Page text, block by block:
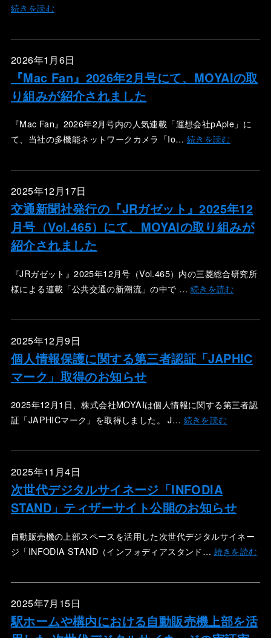
続きを読む
2026年1月6日
『Mac Fan』2026年2月号にて、MOYAIの取
り組みが紹介されました
『Mac Fan』2026年2月号内の人気連載「運想会社pAple」に
て、当社の多機能ネットワークカメラ「Io… 続きを読む
2025年12月17日
交通新聞社発行の『JRガゼット』2025年12
月号（Vol.465）にて、MOYAIの取り組みが
紹介されました
『JRガゼット』2025年12月号（Vol.465）内の三菱総合研究所
様による連載「公共交通の新潮流」の中で … 続きを読む
2025年12月9日
個人情報保護に関する第三者認証「JAPHIC
マーク」取得のお知らせ
2025年12月1日、株式会社MOYAIは個人情報に関する第三者認
証「JAPHICマーク」を取得しました。 J… 続きを読む
2025年11月4日
次世代デジタルサイネージ「INFODIA
STAND」ティザーサイト公開のお知らせ
自動販売機の上部スペースを活用した次世代デジタルサイネー
ジ「INFODIA STAND（インフォディアスタンド… 続きを読む
2025年7月15日
駅ホームや構内における自動販売機上部を活